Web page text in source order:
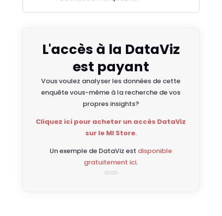
L'accès à la DataViz
est payant
Vous voulez analyser les données de cette
enquête vous-même à la recherche de vos
propres insights?
Cliquez ici pour acheter un accès DataViz
sur le MI Store.
Un exemple de DataViz est disponible
gratuitement ici.